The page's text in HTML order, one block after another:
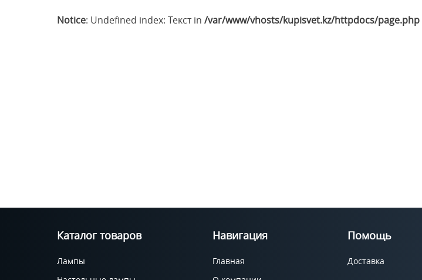
Notice: Undefined index: Текст in /var/www/vhosts/kupisvet.kz/httpdocs/page.php
Каталог товаров
Лампы
Навигация
Главная
Помощь
Доставка